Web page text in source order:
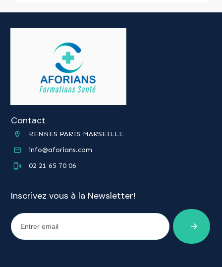
Contact
RENNES PARIS MARSEILLE
info@aforians.com
02 21 65 70 06
Inscrivez vous à la Newsletter!